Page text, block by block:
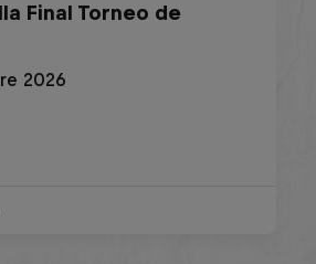
Final Torneo de
2026